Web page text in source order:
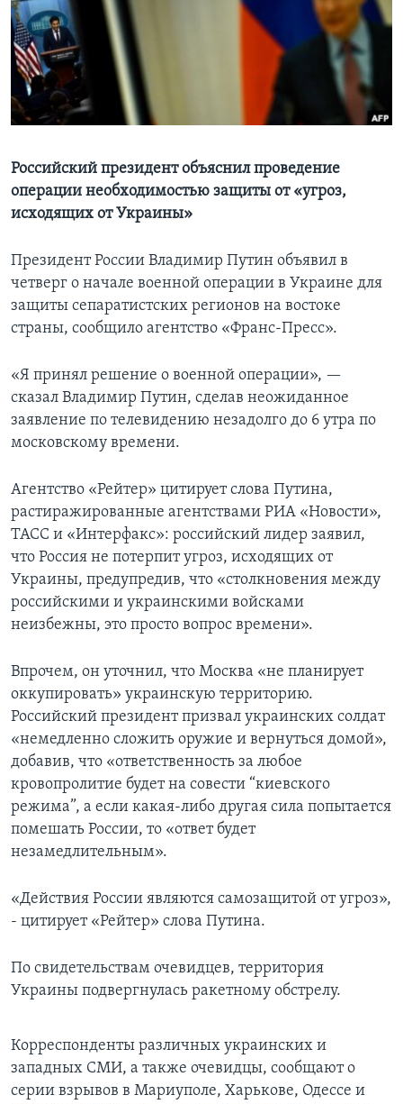
Learning English
СОЦИАЛЬНЫЕ СЕТИ
Языки
Российский президент объяснил проведение
операции необходимостью защиты от «угроз,
исходящих от Украины»
Президент России Владимир Путин объявил в
четверг о начале военной операции в Украине для
защиты сепаратистских регионов на востоке
страны, сообщило агентство «Франс-Пресс».
«Я принял решение о военной операции», —
сказал Владимир Путин, сделав неожиданное
заявление по телевидению незадолго до 6 утра по
московскому времени.
Агентство «Рейтер» цитирует слова Путина,
растиражированные агентствами РИА «Новости»,
ТАСС и «Интерфакс»: российский лидер заявил,
что Россия не потерпит угроз, исходящих от
Украины, предупредив, что «столкновения между
российскими и украинскими войсками
неизбежны, это просто вопрос времени».
Впрочем, он уточнил, что Москва «не планирует
оккупировать» украинскую территорию.
Российский президент призвал украинских солдат
«немедленно сложить оружие и вернуться домой»,
добавив, что «ответственность за любое
кровопролитие будет на совести “киевского
режима”, а если какая-либо другая сила попытается
помешать России, то «ответ будет
незамедлительным».
«Действия России являются самозащитой от угроз»,
- цитирует «Рейтер» слова Путина.
По свидетельствам очевидцев, территория
Украины подвергнулась ракетному обстрелу.
Корреспонденты различных украинских и
западных СМИ, а также очевидцы, сообщают о
серии взрывов в Мариуполе, Харькове, Одессе и